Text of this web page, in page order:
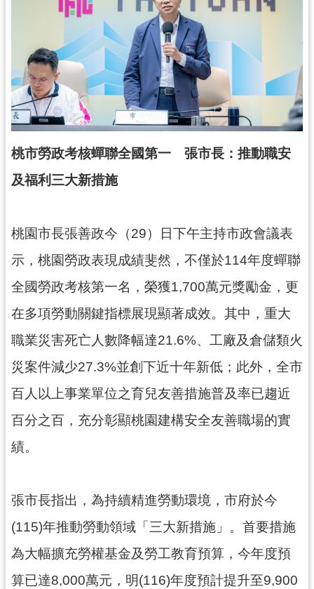
訊
息
公
便
民
府
資
公
開
回
首
站
政
信
桃市勞政考核蟬聯全國第一 張市長：推動職安
及福利三大新措施
桃園市長張善政今（29）日下午主持市政會議表
示，桃園勞政表現成績斐然，不僅於114年度蟬聯
全國勞政考核第一名，榮獲1,700萬元獎勵金，更
在多項勞動關鍵指標展現顯著成效。其中，重大
職業災害死亡人數降幅達21.6%、工廠及倉儲類火
災案件減少27.3%並創下近十年新低；此外，全市
百人以上事業單位之育兒友善措施普及率已趨近
百分之百，充分彰顯桃園建構安全友善職場的實
績。
張市長指出，為持續精進勞動環境，市府於今
(115)年推動勞動領域「三大新措施」。首要措施
為大幅擴充勞權基金及勞工教育預算，今年度預
算已達8,000萬元，明(116)年度預計提升至9,900